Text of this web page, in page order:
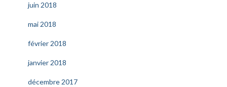
juin 2018
mai 2018
février 2018
janvier 2018
décembre 2017